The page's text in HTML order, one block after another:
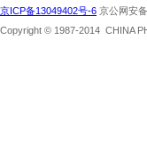
京ICP备13049402号-6 京公网安
Copyright © 1987-2014 CHINA